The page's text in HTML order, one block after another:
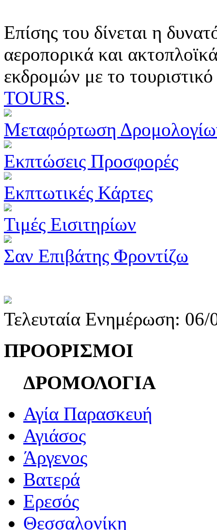
Επίσης του δίνεται η
αεροπορικά και
εκδρομών με το
TOURS.
Μεταφόρτωση
Εκπτώσεις Προσφορές
Εκπτωτικές Κάρτες
Τιμές Εισιτηρίων
Σαν Επιβάτης Φροντίζω
Τελευταία Ενημέρωση:
ΠΡΟΟΡΙΣΜΟΙ
ΔΡΟΜΟΛΟΓΙΑ
Αγία Παρασκευή
Αγιάσος
Άργενος
Βατερά
Ερεσός
Θεσσαλονίκη